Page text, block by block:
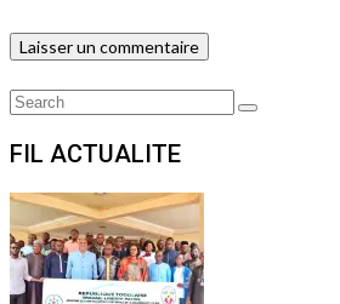
Search
Search
FIL ACTUALITE